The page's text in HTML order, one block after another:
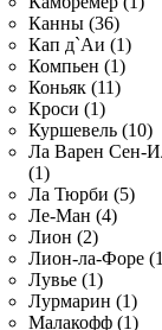
Канны (36)
Кап д`Аи (1)
Компьен (1)
Коньяк (11)
Кроси (1)
Куршевель (10)
Ла Варен Сен-
(1)
Ла Тюрби (5)
Ле-Ман (4)
Лион (2)
Лион-ла-Форе
Лувье (1)
Лурмарин (1)
Малакофф (1)